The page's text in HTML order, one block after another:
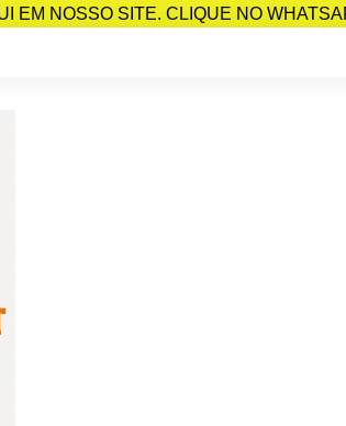
EM NOSSO SITE. CLIQUE NO